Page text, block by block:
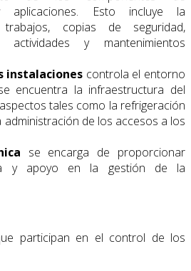
aplicaciones. Esto incluye la
copias de seguridad,
y mantenimientos
instalaciones controla el entorno
encuentra la infraestructura del
tales como la refrigeración
administración de los accesos a los
se encarga de proporcionar
y apoyo en la gestión de la
participan en el control de los